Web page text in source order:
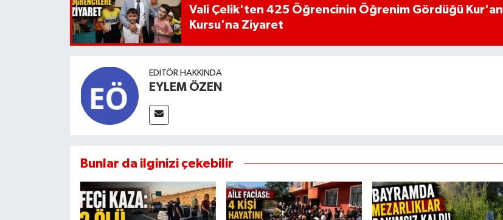
Vali Çelik'ten 425 Öğrencinin Öğrenim Gördüğü Kur'an
Kursu'na Ziyaret
EDITÖR HAKKINDA
EYLEM ÖZEN
Bunlar da ilginizi çekebilir